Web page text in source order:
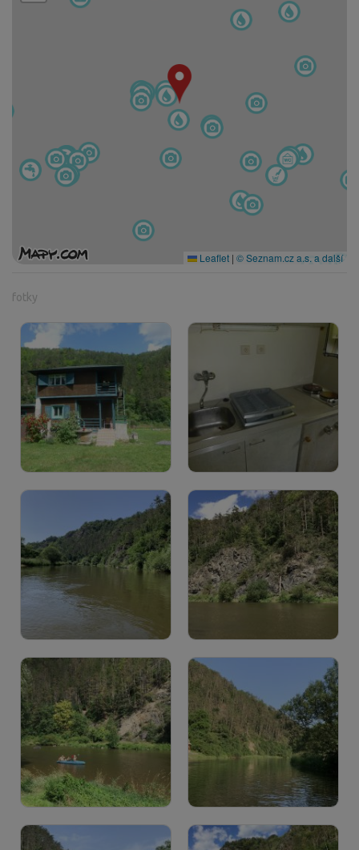
Leaflet | © Seznam.cz a.s. a další
fotky